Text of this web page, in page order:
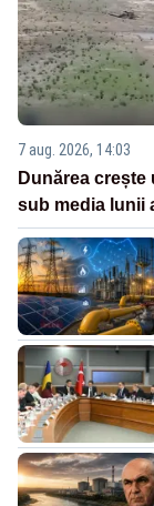
7 aug. 2026, 14:03
Dunărea crește
sub media lunii